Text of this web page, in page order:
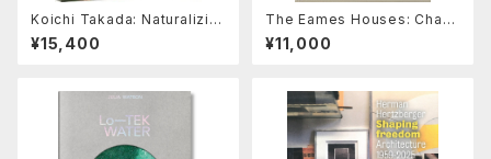
Koichi Takada: Naturalizin
g Architecture
¥15,400
The Eames Houses: Charl
es and Ray Eames Reside
ntial Architecture
¥11,000